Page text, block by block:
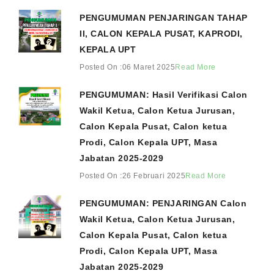
PENGUMUMAN PENJARINGAN TAHAP
II, CALON KEPALA PUSAT, KAPRODI,
KEPALA UPT
Posted On :06 Maret 2025 Read More
PENGUMUMAN: Hasil Verifikasi Calon
Wakil Ketua, Calon Ketua Jurusan,
Calon Kepala Pusat, Calon ketua
Prodi, Calon Kepala UPT, Masa
Jabatan 2025-2029
Posted On :26 Februari 2025 Read More
PENGUMUMAN: PENJARINGAN Calon
Wakil Ketua, Calon Ketua Jurusan,
Calon Kepala Pusat, Calon ketua
Prodi, Calon Kepala UPT, Masa
Jabatan 2025-2029